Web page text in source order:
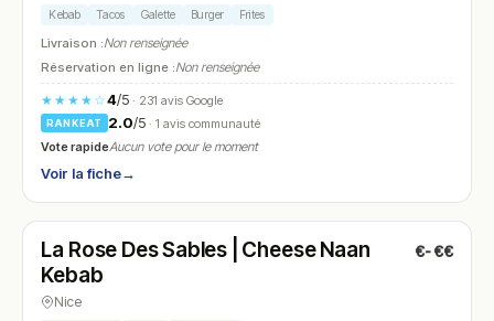
Kebab Tacos Galette Burger Frites
Livraison :Non renseignée
Réservation en ligne :Non renseignée
★★★★☆4/5· 231 avis Google
RANKEAT 2.0/5 · 1 avis communauté
Vote rapideAucun vote pour le moment
Voir la fiche→
N° 12
La Rose Des Sables | Cheese Naan
Kebab
€-€€
Nice